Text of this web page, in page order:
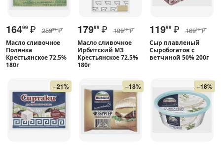
16499 ₽ 25999 ₽
Масло сливочное
Полянка
Крестьянское 72.5%
180г
17999 ₽ 19999 ₽
Масло сливочное
Ирбитский МЗ
Крестьянское 72.5%
180г
11999 ₽ 16999 ₽
Сыр плавленый
Сыробогатов с
ветчиной 50% 200г
–21% –18% –18%